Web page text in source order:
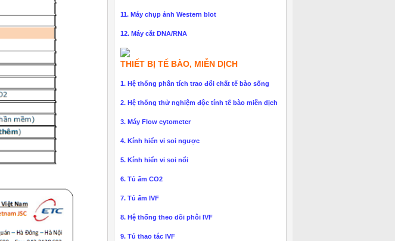
11. Máy chụp ảnh Western blot
12. Máy cắt DNA/RNA
THIẾT BỊ TẾ BÀO, MIỄN DỊCH
1. Hệ thống phân tích trao đổi chất tế bào sống
2. Hệ thống thử nghiệm độc tính tế bào miễn dịch
3. Máy Flow cytometer
4. Kính hiển vi soi ngược
5. Kính hiển vi soi nổi
6. Tủ ấm CO2
7. Tủ ấm IVF
8. Hệ thống theo dõi phôi IVF
9. Tủ thao tác IVF